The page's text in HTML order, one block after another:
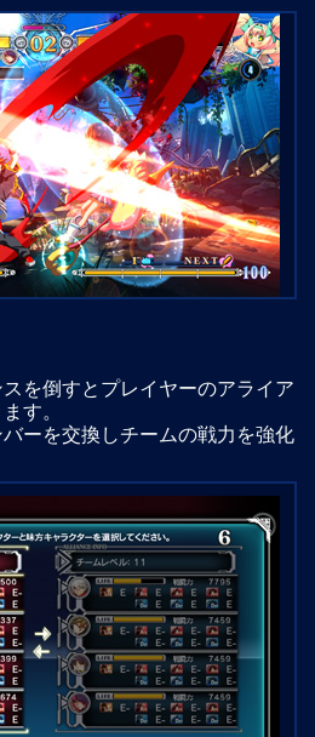
を倒すとプレイヤーのアライア
す。
ーを交換しチームの戦力を強化